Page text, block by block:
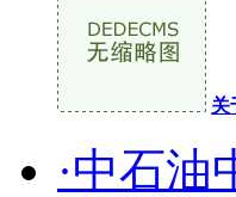
关
·中石